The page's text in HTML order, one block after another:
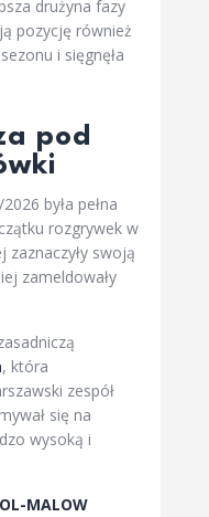
drużyna fazy
pozycję również
i sięgnęła
pod
była pełna
rozgrywek w
zaznaczyły swoją
zameldowały
, która
zespół
się na
wysoką i
MALOW